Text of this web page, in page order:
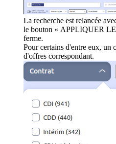
La recherche est relancée
le bouton « APPLIQUER
ferme.
Pour certains d'entre eux, un
d'offres correspondant.